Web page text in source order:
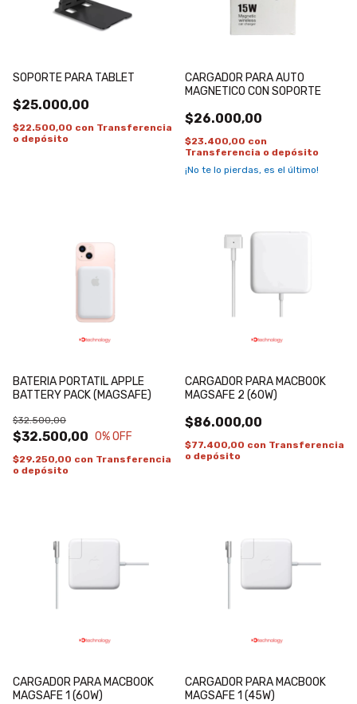
SOPORTE PARA TABLET
$25.000,00
$22.500,00 con Transferencia
o depósito
CARGADOR PARA AUTO
MAGNETICO CON SOPORTE
$26.000,00
$23.400,00 con
Transferencia o depósito
¡No te lo pierdas, es el último!
BATERIA PORTATIL APPLE
BATTERY PACK (MAGSAFE)
$32.500,00
$32.500,00
0% OFF
$29.250,00 con Transferencia
o depósito
CARGADOR PARA MACBOOK
MAGSAFE 2 (60W)
$86.000,00
$77.400,00 con Transferencia
o depósito
CARGADOR PARA MACBOOK
MAGSAFE 1 (60W)
CARGADOR PARA MACBOOK
MAGSAFE 1 (45W)